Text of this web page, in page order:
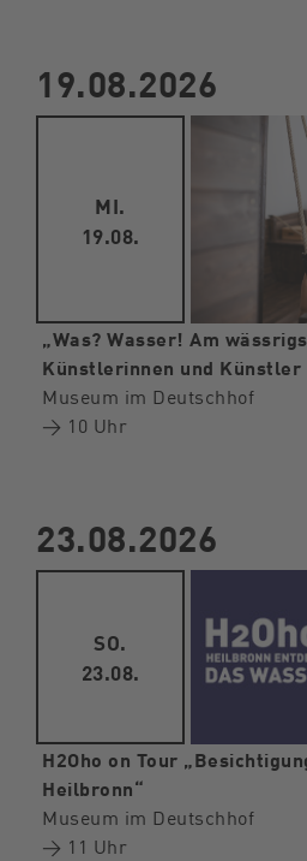
19.08.2026
MI.
19.08.
„Was? Wasser! Am
Künstlerinnen und Künstler
Museum im Deutschhof
→ 10 Uhr
23.08.2026
SO.
23.08.
H2Oho on Tour
Heilbronn“
Museum im Deutschhof
→ 11 Uhr